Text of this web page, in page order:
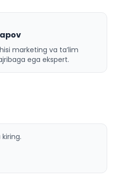
marketing va ta’lim
ega ekspert.